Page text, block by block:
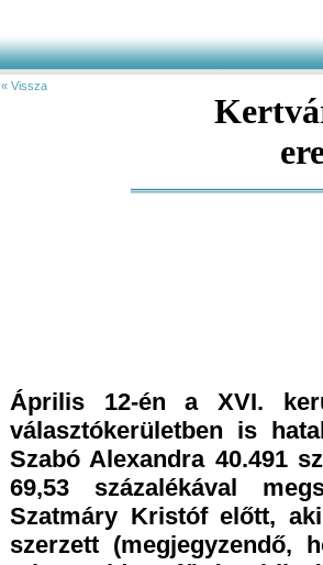
« Vissza
Április 12-én a XVI.
választókerületben is
Szabó Alexandra 40.491
69,53 százalékával
Szatmáry Kristóf előtt,
szerzett (megjegyzendő,
mint a Fidesz fővárosi
százalékon osztozott a
Hazánk), Kocsis-Cake